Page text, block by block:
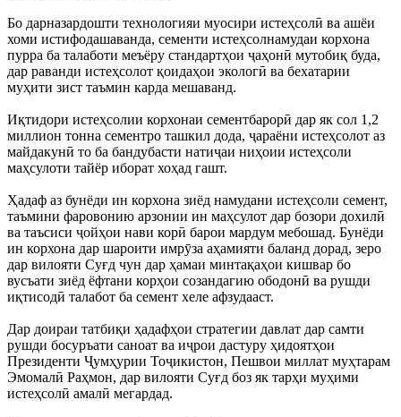
Бо дарназардошти технологияи муосири истеҳсолӣ ва ашёи
хоми истифодашаванда, сементи истеҳсолнамудаи корхона
пурра ба талаботи меъёру стандартҳои ҷаҳонӣ мутобиқ буда,
дар раванди истеҳсолот қоидаҳои экологӣ ва бехатарии
муҳити зист таъмин карда мешаванд.
Иқтидори истеҳсолии корхонаи сементбарорӣ дар як сол 1,2
миллион тонна сементро ташкил дода, ҷараёни истеҳсолот аз
майдакунӣ то ба бандубасти натиҷаи ниҳоии истеҳсоли
маҳсулоти тайёр иборат хоҳад гашт.
Ҳадаф аз бунёди ин корхона зиёд намудани истеҳсоли семент,
таъмини фаровонию арзонии ин маҳсулот дар бозори дохилӣ
ва таъсиси ҷойҳои нави корӣ барои мардум мебошад. Бунёди
ин корхона дар шароити имрӯза аҳамияти баланд дорад, зеро
дар вилояти Суғд чун дар ҳамаи минтақаҳои кишвар бо
вусъати зиёд ёфтани корҳои созандагию ободонӣ ва рушди
иқтисодӣ талабот ба семент хеле афзудааст.
Дар доираи татбиқи ҳадафҳои стратегии давлат дар самти
рушди босуръати саноат ва иҷрои дастуру ҳидоятҳои
Президенти Ҷумҳурии Тоҷикистон, Пешвои миллат муҳтарам
Эмомалӣ Раҳмон, дар вилояти Суғд боз як тарҳи муҳими
истеҳсолӣ амалӣ мегардад.